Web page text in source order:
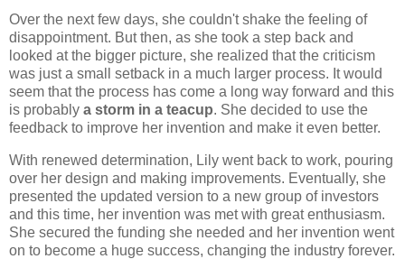
Over the next few days, she couldn't shake the feeling of
disappointment. But then, as she took a step back and
looked at the bigger picture, she realized that the criticism
was just a small setback in a much larger process. It would
seem that the process has come a long way forward and this
is probably a storm in a teacup. She decided to use the
feedback to improve her invention and make it even better.
With renewed determination, Lily went back to work, pouring
over her design and making improvements. Eventually, she
presented the updated version to a new group of investors
and this time, her invention was met with great enthusiasm.
She secured the funding she needed and her invention went
on to become a huge success, changing the industry forever.